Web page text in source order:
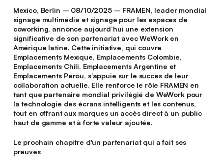
Mexico, Berlin – 08/10/2025 – FRAMEN, leader mondial
signage multimédia et signage pour les espaces de
coworking, annonce aujourd’hui une extension
significative de son partenariat avec WeWork en
Amérique latine. Cette initiative, qui couvre
Emplacements Mexique, Emplacements Colombie,
Emplacements Chili, Emplacements Argentine et
Emplacements Pérou, s’appuie sur le succès de leur
collaboration actuelle. Elle renforce le rôle FRAMEN en
tant que partenaire mondial privilégié de WeWork pour
la technologie des écrans intelligents et les contenus,
tout en offrant aux marques un accès direct à un public
haut de gamme et à forte valeur ajoutée.
Le prochain chapitre d'un partenariat qui a fait ses
preuves